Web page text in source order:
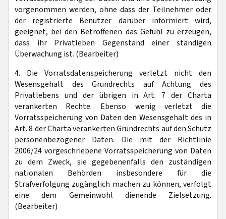
vorgenommen werden, ohne dass der Teilnehmer oder
der registrierte Benutzer darüber informiert wird,
geeignet, bei den Betroffenen das Gefühl zu erzeugen,
dass ihr Privatleben Gegenstand einer ständigen
Überwachung ist. (Bearbeiter)
4. Die Vorratsdatenspeicherung verletzt nicht den
Wesensgehalt des Grundrechts auf Achtung des
Privatlebens und der übrigen in Art. 7 der Charta
verankerten Rechte. Ebenso wenig verletzt die
Vorratsspeicherung von Daten den Wesensgehalt des in
Art. 8 der Charta verankerten Grundrechts auf den Schutz
personenbezogener Daten. Die mit der Richtlinie
2006/24 vorgeschriebene Vorratsspeicherung von Daten
zu dem Zweck, sie gegebenenfalls den zuständigen
nationalen Behörden insbesondere für die
Strafverfolgung zugänglich machen zu können, verfolgt
eine dem Gemeinwohl dienende Zielsetzung.
(Bearbeiter)